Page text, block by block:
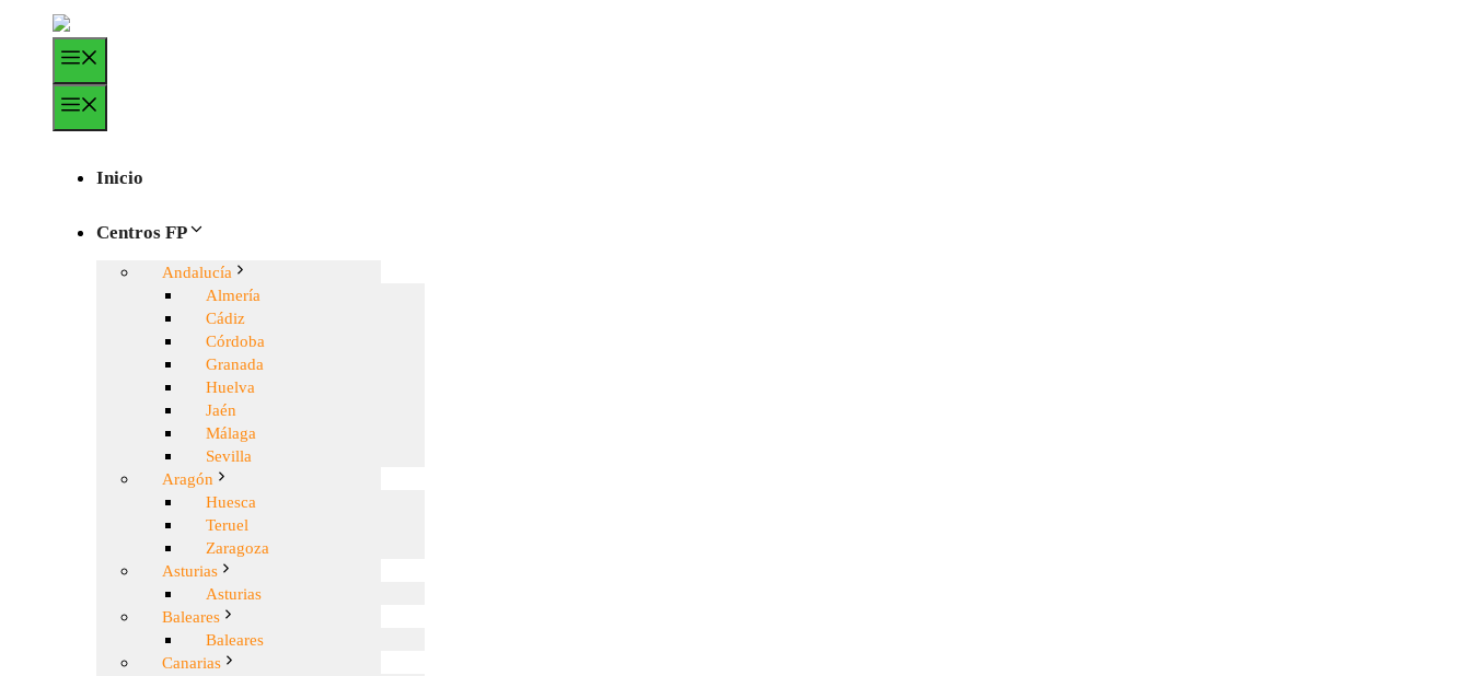
Saltar
contenido
Inicio
Centros FP
Andalucía
Almería
Cádiz
Córdoba
Granada
Huelva
Jaén
Málaga
Sevilla
Aragón
Huesca
Teruel
Zaragoza
Asturias
Asturias
Baleares
Baleares
Canarias